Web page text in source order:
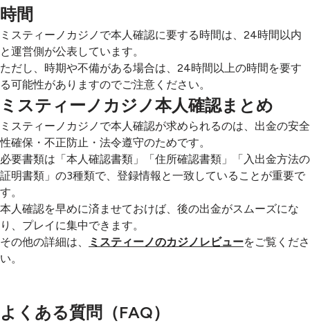
時間
ミスティーノカジノで本人確認に要する時間は、24時間以内
と運営側が公表しています。
ただし、時期や不備がある場合は、24時間以上の時間を要す
る可能性がありますのでご注意ください。
ミスティーノカジノ本人確認まとめ
ミスティーノカジノで本人確認が求められるのは、出金の安全
性確保・不正防止・法令遵守のためです。
必要書類は「本人確認書類」「住所確認書類」「入出金方法の
証明書類」の3種類で、登録情報と一致していることが重要で
す。
本人確認を早めに済ませておけば、後の出金がスムーズにな
り、プレイに集中できます。
その他の詳細は、
ミスティーノのカジノレビューをご覧くださ
い。
よくある質問（FAQ）